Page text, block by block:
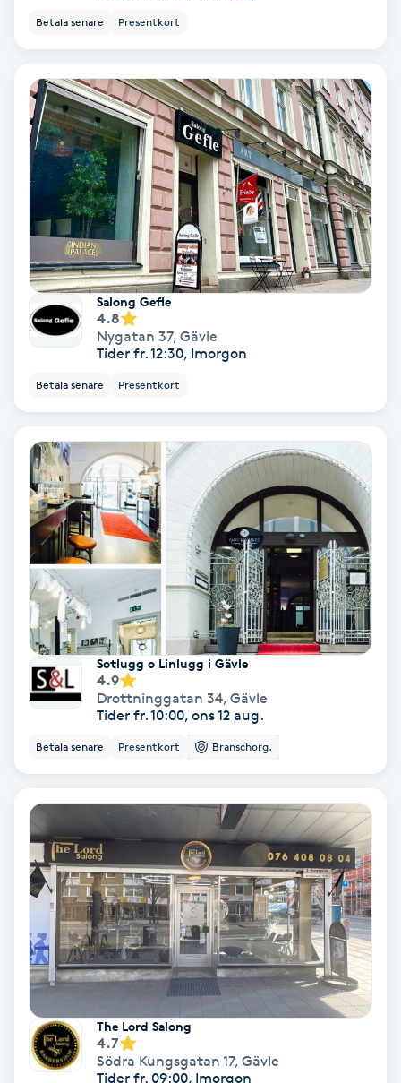
Klangmassage
Klippning
Klippning & Slingor
Klippning ungdom
Koppningsmassage
Kosmetisk tatuering
Kostrådgivning
Kroppsinpackning
Kroppspeeling
Käkledsbehandling
Kärlbehandling
Laserbehandling
Liktornar
LPG
LPG-behandling
LPG-massage
Luggklippning
Betala senare Presentkort
Salong Gefle
4.8
Nygatan 37, Gävle
Tider fr. 12:30, Imorgon
Betala senare Presentkort
Sotlugg o Linlugg i Gävle
4.9
Drottninggatan 34, Gävle
Tider fr. 10:00, ons 12 aug.
Betala senare Presentkort Branschorg.
The Lord Salong
4.7
Södra Kungsgatan 17, Gävle
Tider fr. 09:00, Imorgon